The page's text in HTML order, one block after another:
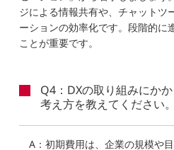
ジによる情報共有や、チャットツ
ーションの効率化です。段階的に
ことが重要です。
Q4：DXの取り組みにか
考え方を教えてください。
A：初期費用は、企業の規模や